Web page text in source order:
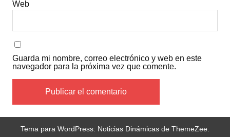
Web
Guarda mi nombre, correo electrónico y web en este
navegador para la próxima vez que comente.
Tema para WordPress: Noticias Dinámicas de ThemeZee.